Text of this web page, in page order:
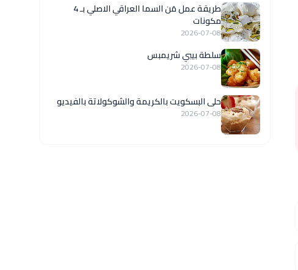
طريقة عمل مَن السما العراقي الاصلي بـ 4
مكونات
2026-07-08
سلطة بيبي شريمبس
2026-07-08
حلى البسكويت بالكريمة والشوكولاتة بالفيديو
2026-07-08